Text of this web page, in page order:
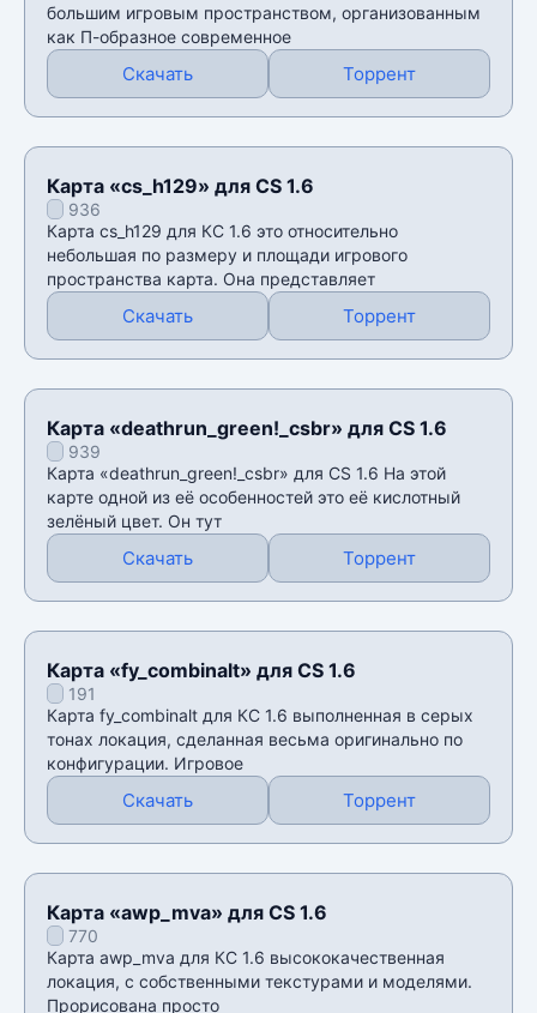
большим игровым пространством, организованным
как П-образное современное
Скачать Торрент
Карта «cs_h129» для CS 1.6
936
Карта cs_h129 для КС 1.6 это относительно
небольшая по размеру и площади игрового
пространства карта. Она представляет
Скачать Торрент
Карта «deathrun_green!_csbr» для CS 1.6
939
Карта «deathrun_green!_csbr» для CS 1.6 На этой
карте одной из её особенностей это её кислотный
зелёный цвет. Он тут
Скачать Торрент
Карта «fy_combinalt» для CS 1.6
191
Карта fy_combinalt для КС 1.6 выполненная в серых
тонах локация, сделанная весьма оригинально по
конфигурации. Игровое
Скачать Торрент
Карта «awp_mva» для CS 1.6
770
Карта awp_mva для КС 1.6 высококачественная
локация, с собственными текстурами и моделями.
Прорисована просто